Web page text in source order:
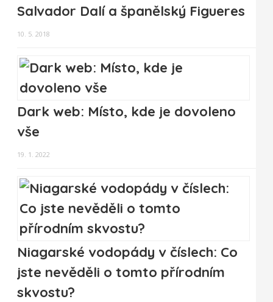
Salvador Dalí a španělský Figueres
10. 5. 2018
Dark web: Místo, kde je dovoleno
vše
19. 1. 2022
Niagarské vodopády v číslech: Co
jste nevěděli o tomto přírodním
skvostu?